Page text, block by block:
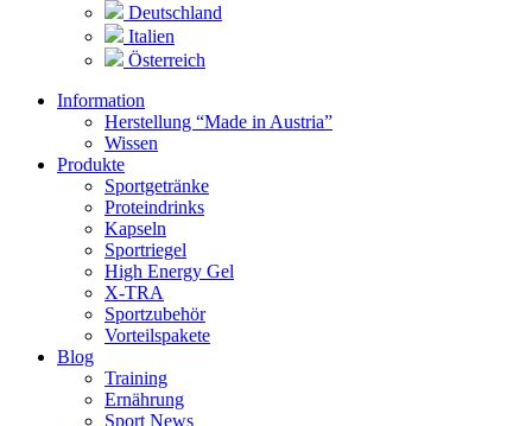
Deutschland
Italien
Österreich
Information
Herstellung “Made in Austria”
Wissen
Produkte
Sportgetränke
Proteindrinks
Kapseln
Sportriegel
High Energy Gel
X-TRA
Sportzubehör
Vorteilspakete
Blog
Training
Ernährung
Sport News